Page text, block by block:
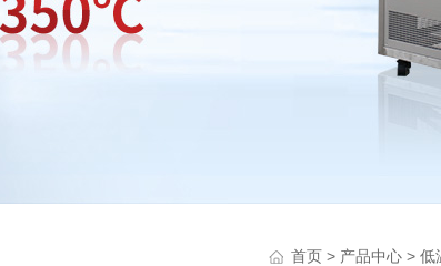
首页> 产品中心> 低